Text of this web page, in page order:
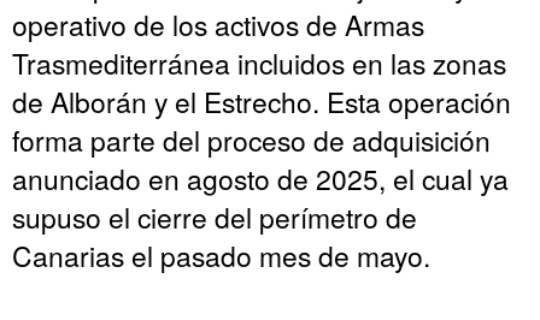
operativo de los activos de Armas
Trasmediterránea incluidos en las zonas
de Alborán y el Estrecho. Esta operación
forma parte del proceso de adquisición
anunciado en agosto de 2025, el cual ya
supuso el cierre del perímetro de
Canarias el pasado mes de mayo.